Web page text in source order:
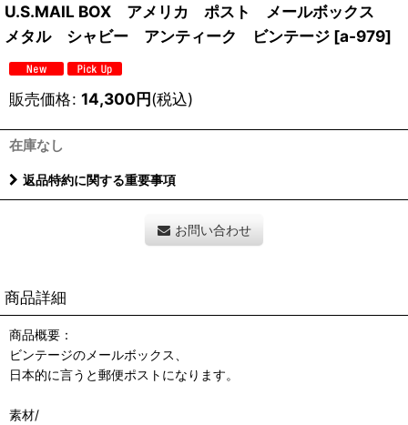
U.S.MAIL BOX アメリカ ポスト メールボックス
メタル シャビー アンティーク ビンテージ [a-979]
販売価格: 14,300円(税込)
在庫なし
返品特約に関する重要事項
お問い合わせ
商品詳細
商品概要：
ビンテージのメールボックス、
日本的に言うと郵便ポストになります。
素材/